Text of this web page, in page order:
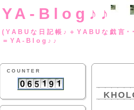
YA-Blog♪♪
(YABUな日記帳♪
＝YA-Blog♪♪
COUNTER